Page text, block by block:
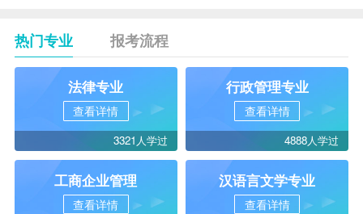
热门专业 报考流程
法律专业
查看详情
3321人学过
行政管理专业
查看详情
4888人学过
工商企业管理
查看详情
汉语言文学专业
查看详情